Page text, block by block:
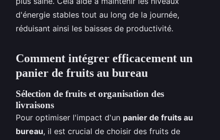
d'énergie stables tout au long de la journée,
réduisant ainsi les baisses de productivité.
Comment intégrer efficacement un
panier de fruits au bureau
Sélection de fruits et organisation des
livraisons
Pour optimiser l'impact d'un panier de fruits au
bureau, il est crucial de choisir des fruits de